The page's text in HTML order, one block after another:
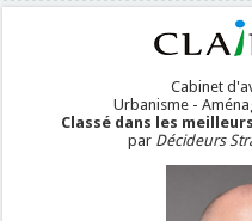
Cabinet
Urbanisme -
Classé dans les
par Décideurs